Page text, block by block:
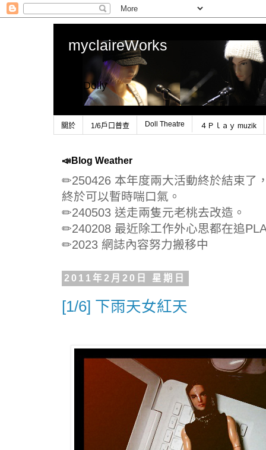
myclaireWorks
1/6 Dolly
關於 1/6戶口普查 Doll Theatre ４Ｐｌａｙ muzik
📣Blog Weather
✏250426 本年度兩大活動終於結束了
終於可以暫時喘口氣。
✏240503 送走兩隻元老桃去改造。
✏240208 最近除工作外心思都在追
✏2023 網誌內容努力搬移中
2011年2月20日 星期日
[1/6] 下雨天女紅天